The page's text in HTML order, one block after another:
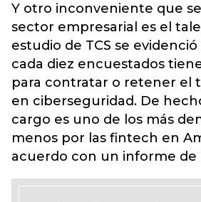
Y otro inconveniente que
sector empresarial es el
estudio de TCS se
cada diez encuestados
para contratar o retener el
en ciberseguridad. De
cargo es uno de los más
menos por las fintech en
acuerdo con un informe de